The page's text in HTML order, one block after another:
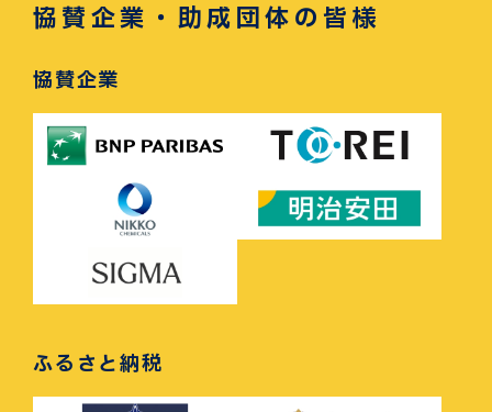
協賛企業・助成団体の皆様
協賛企業
ふるさと納税